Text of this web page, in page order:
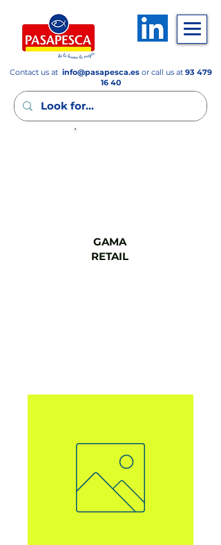
Contact us at info@pasapesca.es or call us at 93 479
16 40
GAMA
RETAIL